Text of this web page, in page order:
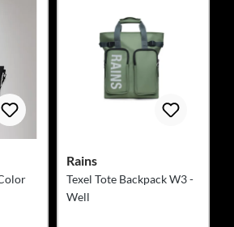
Rains
Texel Tote Backpack W3 -
Well